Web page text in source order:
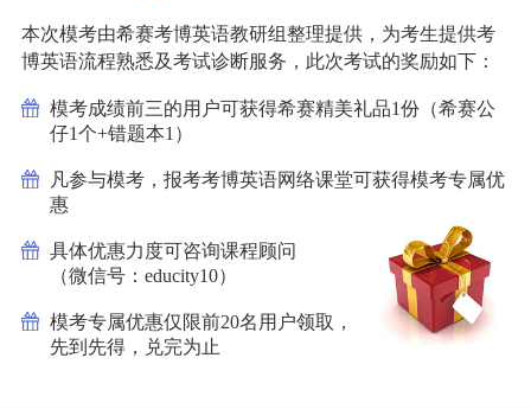
本次模考由希赛考博英语教研组整理提供，为考生提供考
博英语流程熟悉及考试诊断服务，此次考试的奖励如下：
模考成绩前三的用户可获得希赛精美礼品1份（希赛公
仔1个+错题本1）
凡参与模考，报考考博英语网络课堂可获得模考专属优
惠
具体优惠力度可咨询课程顾问
（微信号：educity10）
模考专属优惠仅限前20名用户领取，
先到先得，兑完为止